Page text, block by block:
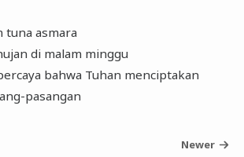
tuna asmara
di malam minggu
bahwa Tuhan menciptakan
pasangan
Newer